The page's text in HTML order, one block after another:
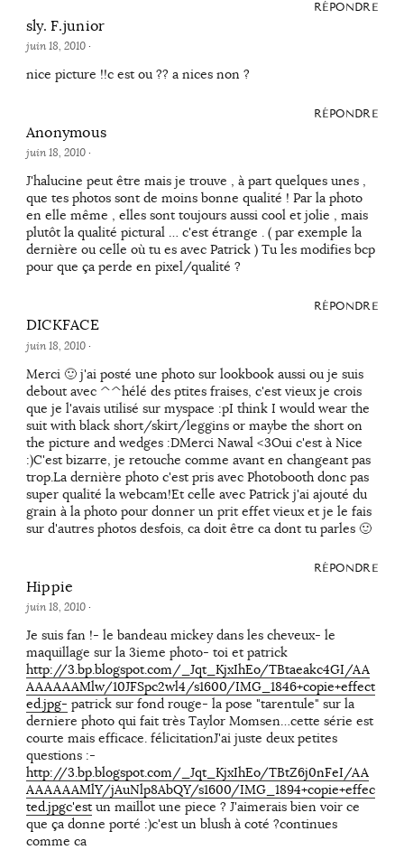
RÉPONDRE
sly. F.junior
juin 18, 2010·
nice picture !!c est ou ?? a nices non ?
RÉPONDRE
Anonymous
juin 18, 2010·
J'halucine peut être mais je trouve , à part quelques unes ,
que tes photos sont de moins bonne qualité ! Par la photo
en elle même , elles sont toujours aussi cool et jolie , mais
plutôt la qualité pictural … c'est étrange . ( par exemple la
dernière ou celle où tu es avec Patrick ) Tu les modifies bcp
pour que ça perde en pixel/qualité ?
RÉPONDRE
DICKFACE
juin 18, 2010·
Merci 🙂 j'ai posté une photo sur lookbook aussi ou je suis
debout avec ^^hélé des ptites fraises, c'est vieux je crois
que je l'avais utilisé sur myspace :pI think I would wear the
suit with black short/skirt/leggins or maybe the short on
the picture and wedges :DMerci Nawal <3Oui c'est à Nice
:)C'est bizarre, je retouche comme avant en changeant pas
trop.La dernière photo c'est pris avec Photobooth donc pas
super qualité la webcam!Et celle avec Patrick j'ai ajouté du
grain à la photo pour donner un prit effet vieux et je le fais
sur d'autres photos desfois, ca doit être ca dont tu parles 🙂
RÉPONDRE
Hippie
juin 18, 2010·
Je suis fan !- le bandeau mickey dans les cheveux- le
maquillage sur la 3ieme photo- toi et patrick
http://3.bp.blogspot.com/_Jqt_KjxIhEo/TBtaeakc4GI/AA
AAAAAAMlw/10JFSpc2wl4/s1600/IMG_1846+copie+effect
ed.jpg- patrick sur fond rouge- la pose "tarentule" sur la
derniere photo qui fait très Taylor Momsen…cette série est
courte mais efficace. félicitationJ'ai juste deux petites
questions :-
http://3.bp.blogspot.com/_Jqt_KjxIhEo/TBtZ6j0nFeI/AA
AAAAAAMlY/jAuNlp8AbQY/s1600/IMG_1894+copie+effec
ted.jpgc'estun maillot une piece ? J'aimerais bien voir ce
que ça donne porté :)c'est un blush à coté ?continues
comme ca